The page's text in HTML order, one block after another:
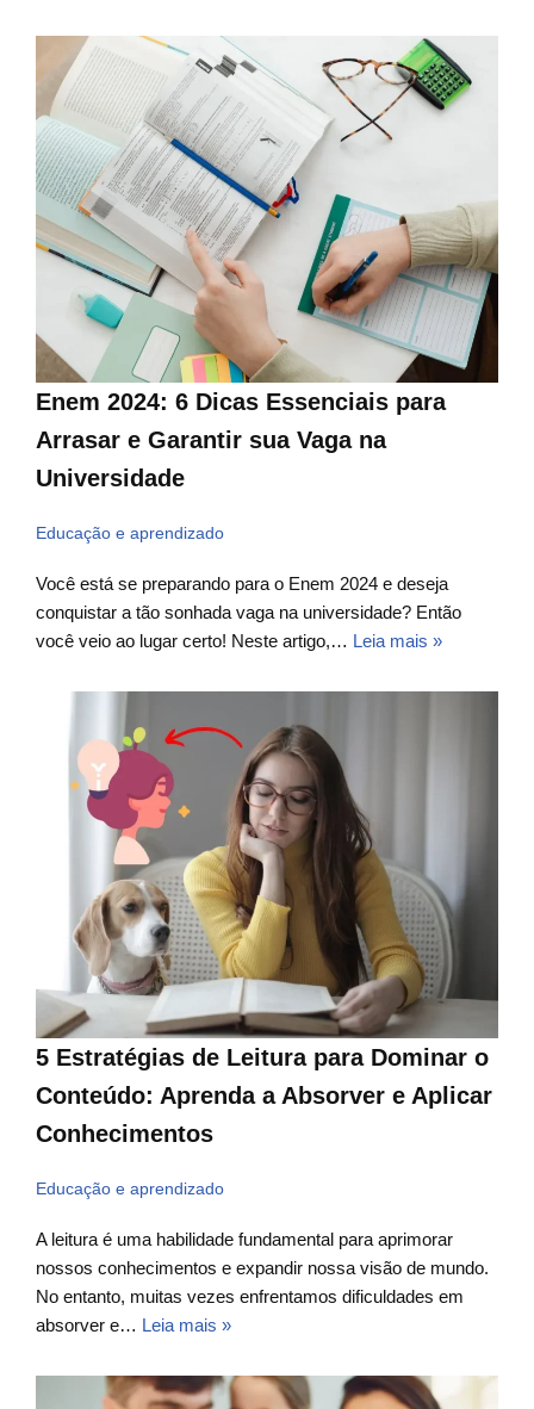
Enem 2024: 6 Dicas Essenciais para
Arrasar e Garantir sua Vaga na
Universidade
Educação e aprendizado
Você está se preparando para o Enem 2024 e deseja
conquistar a tão sonhada vaga na universidade? Então
você veio ao lugar certo! Neste artigo,… Leia mais »
5 Estratégias de Leitura para Dominar o
Conteúdo: Aprenda a Absorver e Aplicar
Conhecimentos
Educação e aprendizado
A leitura é uma habilidade fundamental para aprimorar
nossos conhecimentos e expandir nossa visão de mundo.
No entanto, muitas vezes enfrentamos dificuldades em
absorver e… Leia mais »